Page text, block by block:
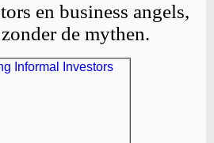
en business angels,
de mythen.